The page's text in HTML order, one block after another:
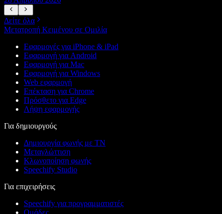
Δείτε όλα
Μετατροπή Κειμένου σε Ομιλία
Εφαρμογές για iPhone & iPad
Εφαρμογή για Android
Εφαρμογή για Mac
Εφαρμογή για Windows
Web εφαρμογή
Επέκταση για Chrome
Πρόσθετο για Edge
Λήψη εφαρμογής
Για δημιουργούς
Δημιουργία φωνής με ΤΝ
Μεταγλώττιση
Κλωνοποίηση φωνής
Speechify Studio
Για επιχειρήσεις
Speechify για προγραμματιστές
Ομάδες